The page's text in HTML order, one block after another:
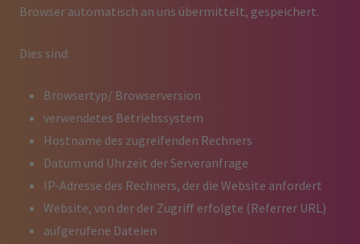
Browser automatisch an uns übermittelt, gespeichert.
Dies sind:
Browsertyp/ Browserversion
verwendetes Betriebssystem
Hostname des zugreifenden Rechners
Datum und Uhrzeit der Serveranfrage
IP-Adresse des Rechners, der die Website anfordert
Website, von der der Zugriff erfolgte (Referrer URL)
aufgerufene Dateien